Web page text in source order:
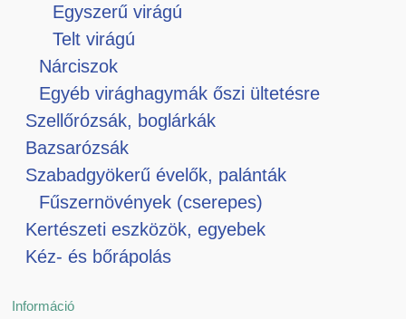
Egyszerű virágú
Telt virágú
Nárciszok
Egyéb virághagymák őszi ültetésre
Szellőrózsák, boglárkák
Bazsarózsák
Szabadgyökerű évelők, palánták
Fűszernövények (cserepes)
Kertészeti eszközök, egyebek
Kéz- és bőrápolás
Információ